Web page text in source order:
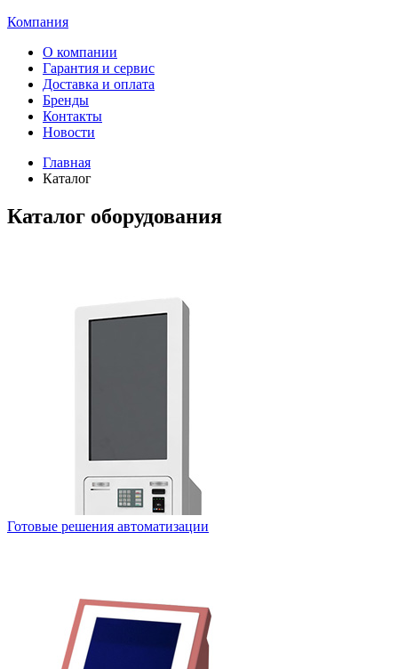
Компания
О компании
Гарантия и сервис
Доставка и оплата
Бренды
Контакты
Новости
Главная
Каталог
Каталог оборудования
Готовые решения автоматизации